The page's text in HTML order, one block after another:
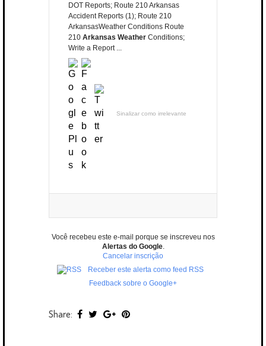
DOT Reports; Route 210 Arkansas
Accident Reports (1); Route 210
ArkansasWeather Conditions Route
210 Arkansas Weather Conditions;
Write a Report ...
Sinalizar como irrelevante
Você recebeu este e-mail porque se inscreveu nos
Alertas do Google.
Cancelar inscrição
Receber este alerta como feed RSS
Feedback sobre o Google+
Share: